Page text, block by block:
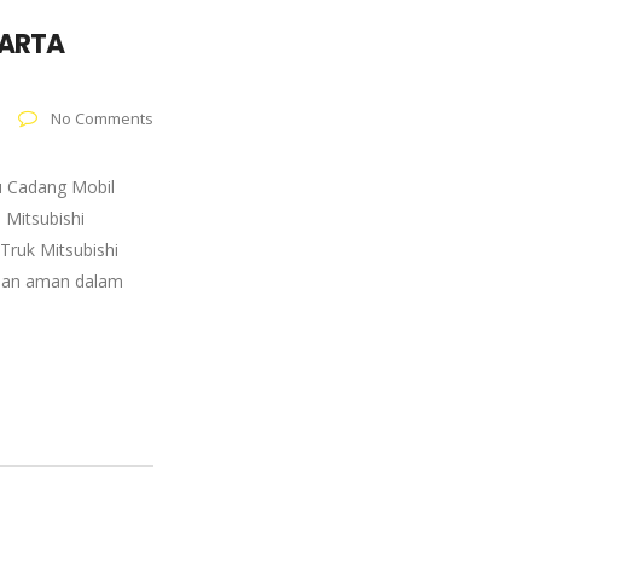
No Comments
Cadang Mobil
Mitsubishi
Mitsubishi
aman dalam